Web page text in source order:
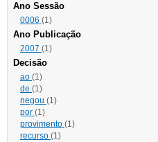
Ano Sessão
0006 (1)
Ano Publicação
2007 (1)
Decisão
ao (1)
de (1)
negou (1)
por (1)
provimento (1)
recurso (1)